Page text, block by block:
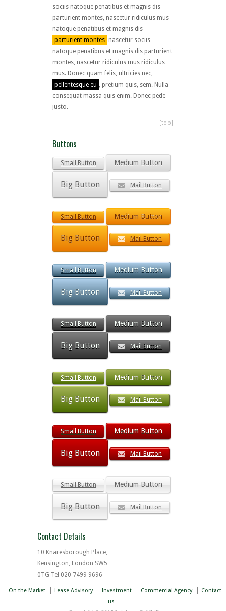
sociis natoque penatibus et magnis dis
parturient montes, nascetur ridiculus mus
natoque penatibus et magnis dis
parturient montes nascetur sociis
natoque penatibus et magnis dis parturient
montes, nascetur ridiculus mus ridiculus
mus. Donec quam felis, ultricies nec,
pellentesque eu , pretium quis, sem. Nulla
consequat massa quis enim. Donec pede
justo.
[top]
Buttons
Small Button Medium Button
Big Button Mail Button
Small Button Medium Button
Big Button Mail Button
Small Button Medium Button
Big Button Mail Button
Small Button Medium Button
Big Button Mail Button
Small Button Medium Button
Big Button Mail Button
Small Button Medium Button
Big Button Mail Button
Small Button Medium Button
Big Button Mail Button
Contact Details
10 Knaresborough Place,
Kensington, London SW5
0TG Tel 020 7499 9696
On the Market Lease Advisory Investment Commercial Agency
Contact
us